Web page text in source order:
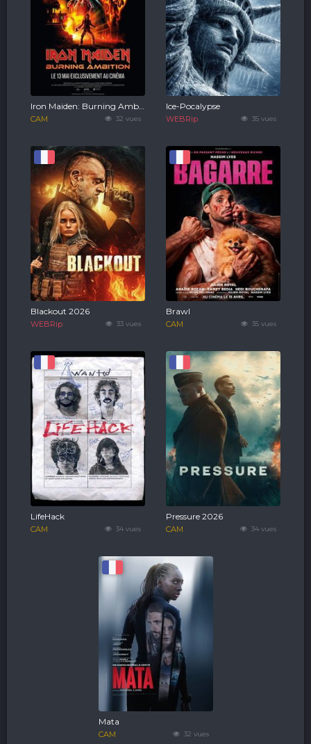
32 vues
Iron Maiden: Burning Ambition
CAM 35 vues
Ice-Pocalypse
WEBRip
33 vues
Blackout 2026
WEBRip 35 vues
Brawl
CAM
34 vues
LifeHack
CAM 34 vues
Pressure 2026
CAM
32 vues
Mata
CAM